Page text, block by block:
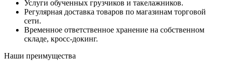
Услуги обученных грузчиков и такелажников.
Регулярная доставка товаров по магазинам торговой
сети.
Временное ответственное хранение на собственном
складе, кросс-докинг.
Наши преимущества